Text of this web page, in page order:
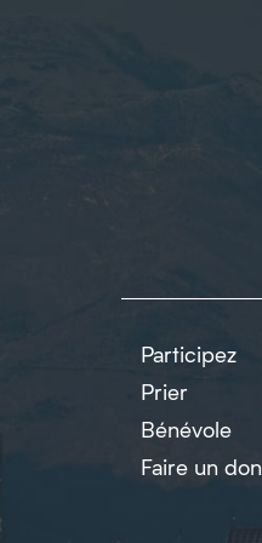
Participez
Prier
Bénévole
Faire un don